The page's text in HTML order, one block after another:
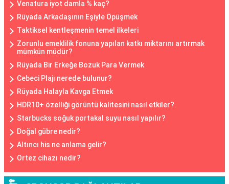
Venatura iyot damla % kaç?
Rüyada Arkadaşının Eşiyle Öpüşmek
Taktiksel kentleşmenin temel ilkeleri
Zorunlu emeklilik fonuna yapılan katkı miktarını artırmak
mümkün müdür?
Rüyada Bir Erkeğe Bozuk Para Vermek
Cebeci Plajı nerede bulunur?
Rüyada Halayla Kavga Etmek
HDR10+ özelliği görüntü kalitesini nasıl etkiler?
Starbucks soğuk portakal suyu nasıl yapılır?
Doğal gübre nedir?
Altıncı his ne anlama gelir?
Ortez cihazı nedir?